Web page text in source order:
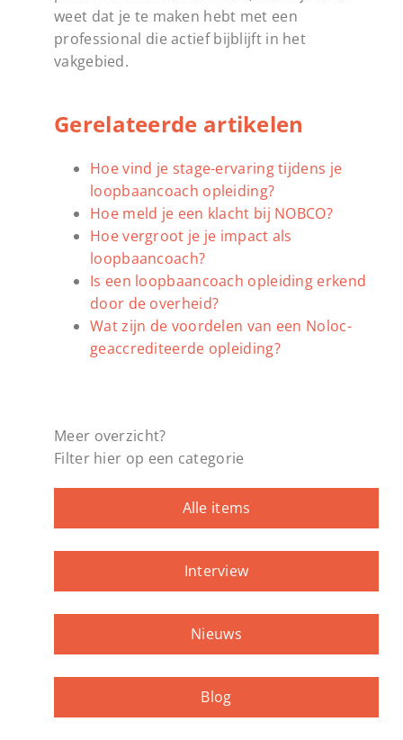
weet dat je te maken hebt met een
professional die actief bijblijft in het
vakgebied.
Gerelateerde artikelen
Hoe vind je stage-ervaring tijdens je
loopbaancoach opleiding?
Hoe meld je een klacht bij NOBCO?
Hoe vergroot je je impact als
loopbaancoach?
Is een loopbaancoach opleiding erkend
door de overheid?
Wat zijn de voordelen van een Noloc-
geaccrediteerde opleiding?
Meer overzicht?
Filter hier op een categorie
Alle items
Interview
Nieuws
Blog